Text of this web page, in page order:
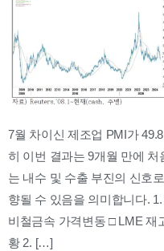
7월 차이신 제조업 PMI가
히 이번 결과는 9개월 만에
는 내수 및 수출 부진의 신호
향될 수 있음을 의미합니다.
비철금속 가격변동 □ LME 재
황 2. […]